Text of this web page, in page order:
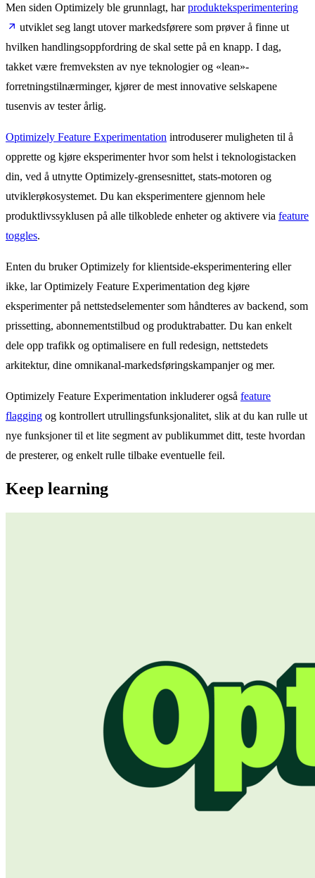
Men siden Optimizely ble grunnlagt, harprodukteksperimentering
utviklet seg langt utover markedsførere som prøver å finne ut
hvilken handlingsoppfordring de skal sette på en knapp. I dag,
takket være fremveksten av nye teknologier og «lean»-
forretningstilnærminger, kjører de mest innovative selskapene
tusenvis av tester årlig.
Optimizely Feature Experimentation introduserer muligheten til å
opprette og kjøre eksperimenter hvor som helst i teknologistacken
din, ved å utnytte Optimizely-grensesnittet, stats-motoren og
utviklerøkosystemet. Du kan eksperimentere gjennom hele
produktlivssyklusen på alle tilkoblede enheter og aktivere via feature
toggles.
Enten du bruker Optimizely for klientside-eksperimentering eller
ikke, lar Optimizely Feature Experimentation deg kjøre
eksperimenter på nettstedselementer som håndteres av backend, som
prissetting, abonnementstilbud og produktrabatter. Du kan enkelt
dele opp trafikk og optimalisere en full redesign, nettstedets
arkitektur, dine omnikanal-markedsføringskampanjer og mer.
Optimizely Feature Experimentation inkluderer også feature
flagging og kontrollert utrullingsfunksjonalitet, slik at du kan rulle ut
nye funksjoner til et lite segment av publikummet ditt, teste hvordan
de presterer, og enkelt rulle tilbake eventuelle feil.
Keep learning